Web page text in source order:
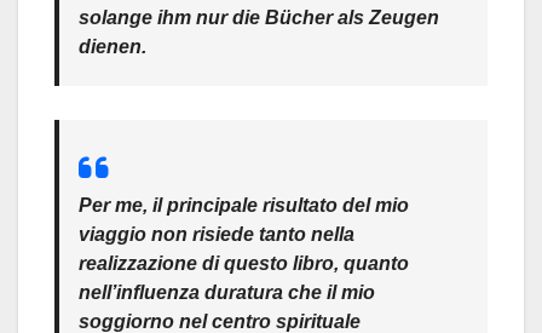
solange ihm nur die Bücher als Zeugen
dienen.
Per me, il principale risultato del mio
viaggio non risiede tanto nella
realizzazione di questo libro, quanto
nell’influenza duratura che il mio
soggiorno nel centro spirituale